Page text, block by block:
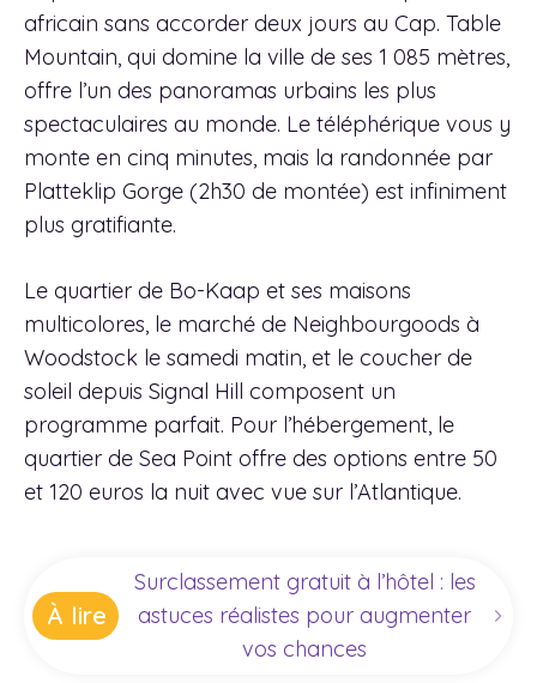
africain sans accorder deux jours au Cap. Table
Mountain, qui domine la ville de ses 1 085 mètres,
offre l’un des panoramas urbains les plus
spectaculaires au monde. Le téléphérique vous y
monte en cinq minutes, mais la randonnée par
Platteklip Gorge (2h30 de montée) est infiniment
plus gratifiante.
Le quartier de Bo-Kaap et ses maisons
multicolores, le marché de Neighbourgoods à
Woodstock le samedi matin, et le coucher de
soleil depuis Signal Hill composent un
programme parfait. Pour l’hébergement, le
quartier de Sea Point offre des options entre 50
et 120 euros la nuit avec vue sur l’Atlantique.
À lire
Surclassement gratuit à l’hôtel : les
astuces réalistes pour augmenter
vos chances